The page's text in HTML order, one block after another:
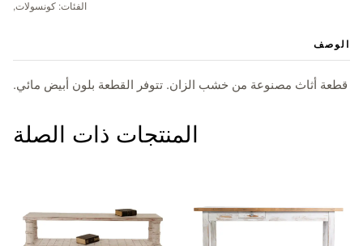
الفئات: كونسولات,
الوصف
قطعة أثاث مصنوعة من خشب الزان. تتوفر القطعة بلون أبيض مائي.
المنتجات ذات الصلة